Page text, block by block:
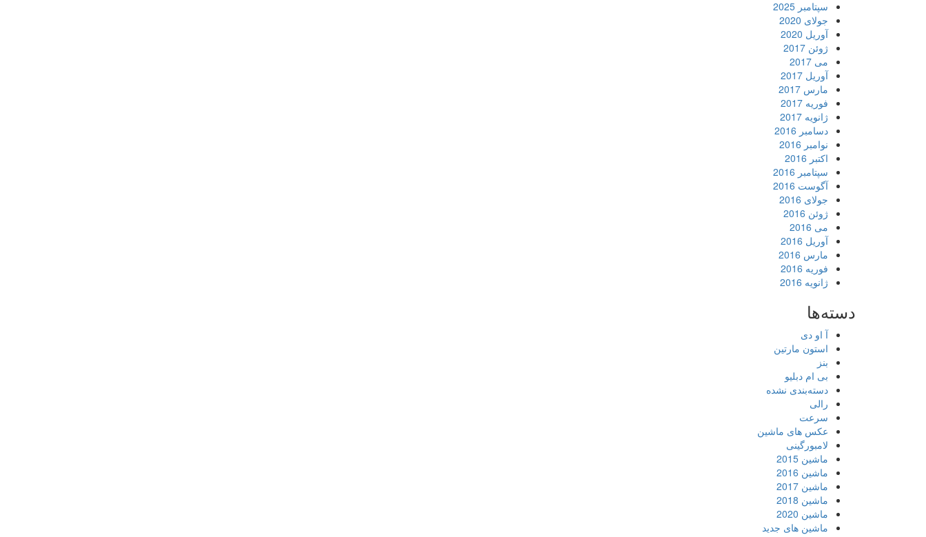
سپتامبر 2025
جولای 2020
آوریل 2020
ژوئن 2017
می 2017
آوریل 2017
مارس 2017
فوریه 2017
ژانویه 2017
دسامبر 2016
نوامبر 2016
اکتبر 2016
سپتامبر 2016
آگوست 2016
جولای 2016
ژوئن 2016
می 2016
آوریل 2016
مارس 2016
فوریه 2016
ژانویه 2016
دسته‌ها
آ او دی
استون مارتین
بنز
بی ام دبلیو
دسته‌بندی نشده
رالی
سرعت
عکس های ماشین
لامبورگینی
ماشین 2015
ماشین 2016
ماشین 2017
ماشین 2018
ماشین 2020
ماشین های جدید